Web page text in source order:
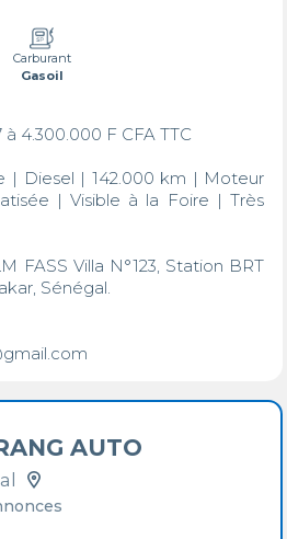
Carburant
Gasoil
à 4.300.000 F CFA TTC
| Diesel | 142.000 km | Moteur
| Visible à la Foire | Très
FASS Villa N°123, Station BRT
Sénégal.
AUTO